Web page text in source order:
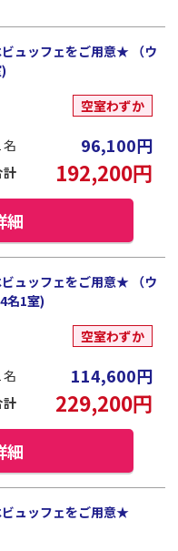
ュッフェをご用意★ （ウ
空室わずか
96,100円
計 192,200円
細
ュッフェをご用意★ （ウ
名1室)
空室わずか
114,600円
計 229,200円
細
ュッフェをご用意★